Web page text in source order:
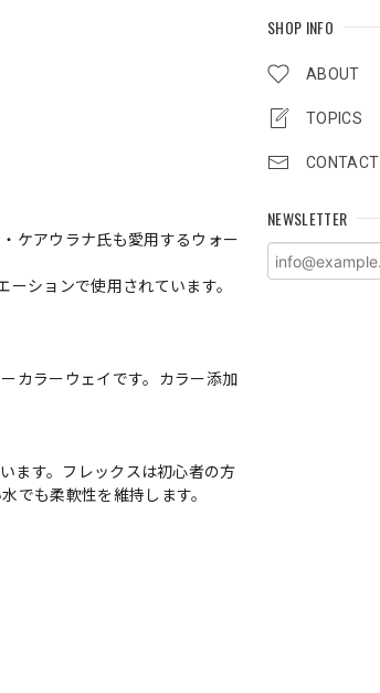
SHOP INFO
ABOUT
TOPICS
CONTACT
NEWSLETTER
ケアウラナ氏も愛用するウォー
ションで使用されています。
カラーウェイです。カラー添加
ます。フレックスは初心者の方
でも柔軟性を維持します。